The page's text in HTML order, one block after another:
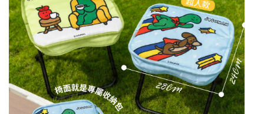
最近搜尋
清除所有記錄